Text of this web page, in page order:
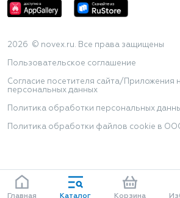
2026 © novex.ru. Все права защищены
Пользовательское соглашение
Согласие посетителя сайта/Приложения
персональных данных
Политика обработки персональных
Политика обработки файлов cookie в
Главная Каталог Корзина